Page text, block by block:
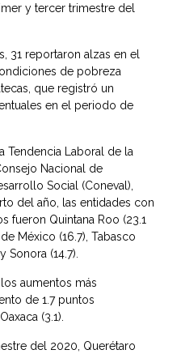
y tercer trimestre del
31 reportaron alzas en el
de pobreza
que registró un
en el periodo de
Tendencia Laboral de la
Nacional de
Social (Coneval),
del año, las entidades con
fueron Quintana Roo (23.1
México (16.7), Tabasco
Sonora (14.7).
aumentos más
de 1.7 puntos
(3.1).
del 2020, Querétaro